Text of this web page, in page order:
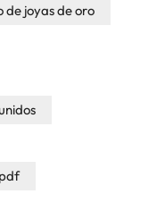
de joyas de oro